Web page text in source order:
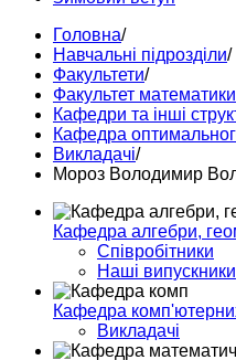
Головна/
Навчальні підрозділи/
Факультети/
Факультет
Кафедри та інші
Кафедра
Викладачі/
Мороз Володимир
Кафедра алгебри,
Співробітники
Наші випускники
Кафедра
Викладачі